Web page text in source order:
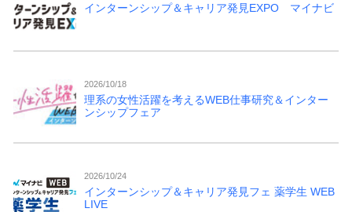
インターンシップ＆キャリア発見EXPO マイナビ
2026/10/18
理系の女性活躍を考えるWEB仕事研究＆インター
ンシップフェア
2026/10/24
インターンシップ＆キャリア発見フェ 薬学生 WEB
LIVE